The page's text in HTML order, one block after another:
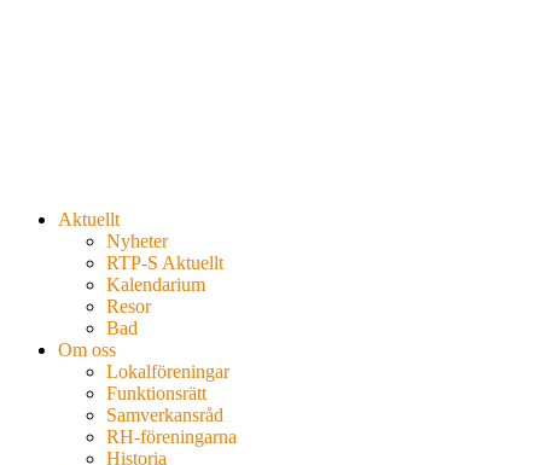
Aktuellt
Nyheter
RTP-S Aktuellt
Kalendarium
Resor
Bad
Om oss
Lokalföreningar
Funktionsrätt
Samverkansråd
RH-föreningarna
Historia